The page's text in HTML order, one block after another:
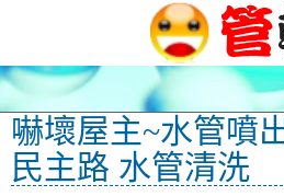
嚇壞屋主~水管噴
民主路 水管清洗